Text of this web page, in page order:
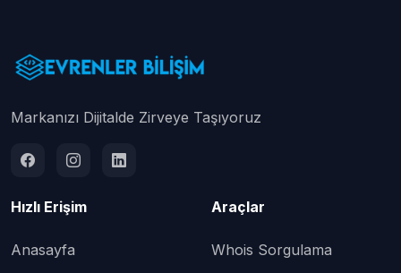
Markanızı Dijitalde Zirveye Taşıyoruz
Hızlı Erişim
Anasayfa
Araçlar
Whois Sorgulama